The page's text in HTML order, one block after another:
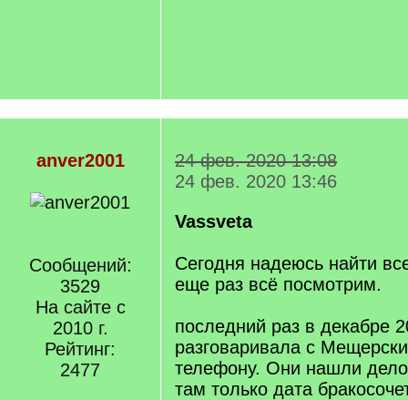
anver2001
Сообщений:
3529
На сайте с
2010 г.
Рейтинг:
2477
24 фев. 2020 13:08
24 фев. 2020 13:46
Vassveta
Сегодня надеюсь найти
еще раз всё посмотрим.
последний раз в декабре
разговаривала с
телефону. Они нашли дело
там только дата